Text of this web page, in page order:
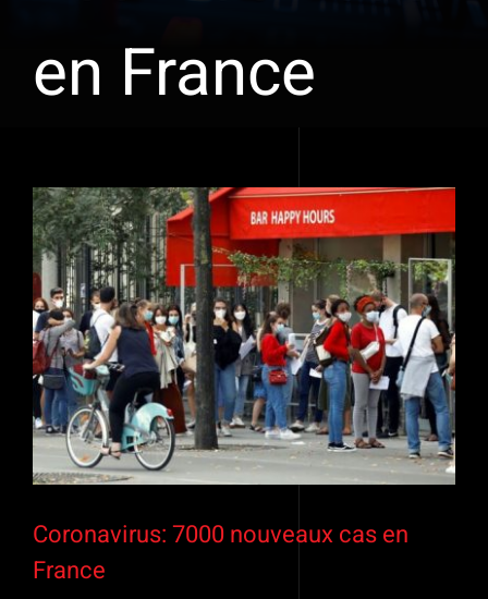
en France
Voir
l'image
agrandie
Coronavirus: 7000 nouveaux cas en
France